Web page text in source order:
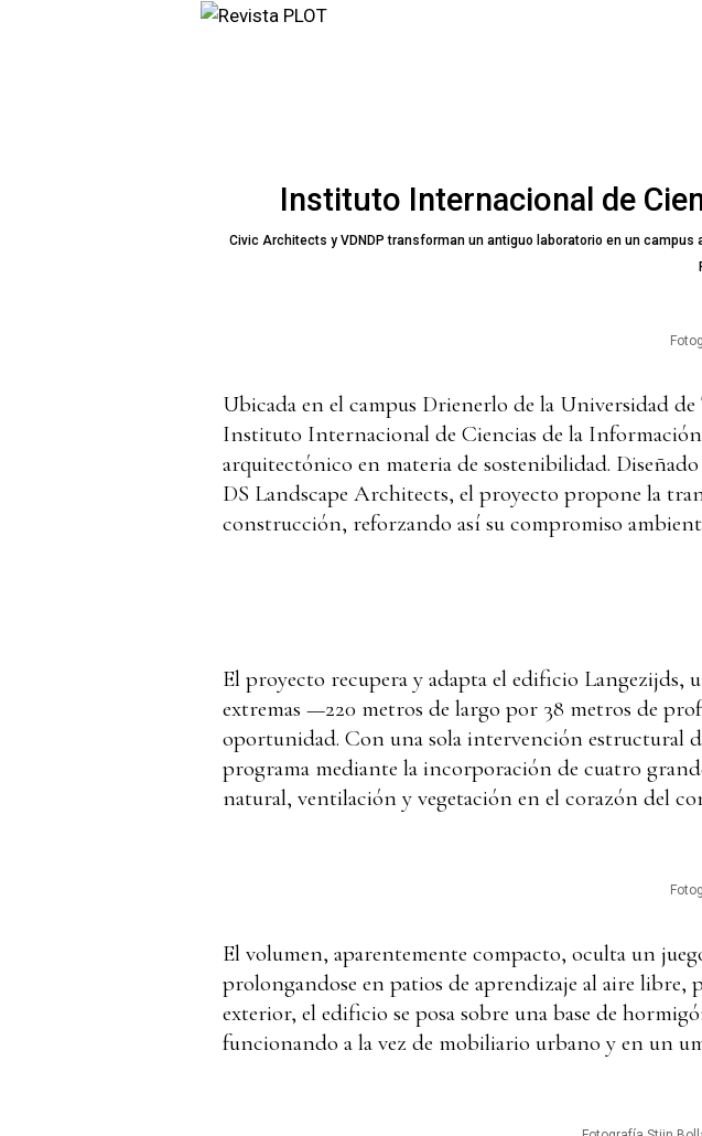
Instituto Internacional de
Civic Architects y VDNDP transforman un antiguo laboratorio en un
Ubicada en el campus Drienerlo de la Universidad
Instituto Internacional de Ciencias de la
arquitectónico en materia de sostenibilidad.
DS Landscape Architects, el proyecto propone la
construcción, reforzando así su compromiso
El proyecto recupera y adapta el edificio
extremas —220 metros de largo por 38 metros de
oportunidad. Con una sola intervención estructural
programa mediante la incorporación de cuatro
natural, ventilación y vegetación en el corazón del
El volumen, aparentemente compacto, oculta un
prolongandose en patios de aprendizaje al aire
exterior, el edificio se posa sobre una base de
funcionando a la vez de mobiliario urbano y en un